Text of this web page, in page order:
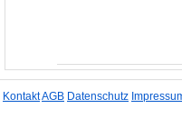
KontaktAGB Datenschutz